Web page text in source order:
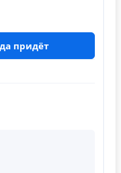
придёт